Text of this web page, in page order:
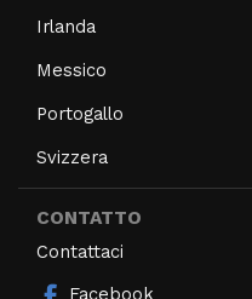
Irlanda
Messico
Portogallo
Svizzera
CONTATTO
Contattaci
Facebook